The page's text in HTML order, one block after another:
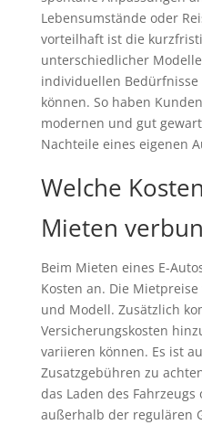
Lebensumstände oder
vorteilhaft ist die
unterschiedlicher
individuellen Bedürfnisse
können. So haben
modernen und gut
Nachteile eines eigenen
Welche
Mieten
Beim Mieten eines E-
Kosten an. Die
und Modell. Zusätzlich
Versicherungskosten
variieren können. Es ist
Zusatzgebühren zu
das Laden des
außerhalb der regulären